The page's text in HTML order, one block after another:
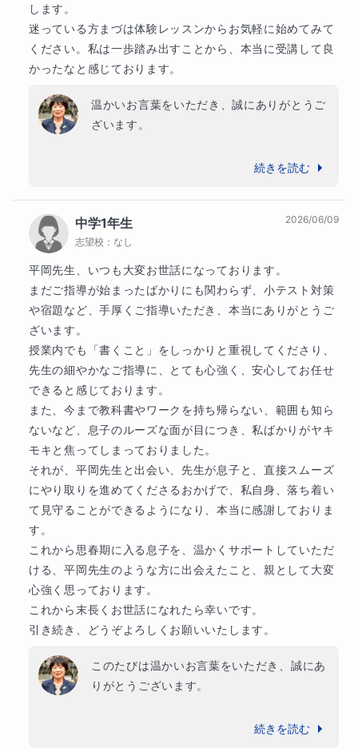
緊張をほぐし、声の大きさ等の非言語的な表現力もし
っかり指導しますので安心してくださいね！
◆授業の流れ◆
生徒さまとのコミュニケーションを大切にします。ま
た生徒さまが主体的に学び、伸ばせるようサポートし
日のターゲット攻略をしっかり演習します。発音や語
彙や文法などの基礎力の定着を図り、四技能をバラン
スよく伸ばすことを重視しています。
・信頼関係を築き、読む、書く、考える、伝え合うを
たくさん積むこと
・構造を知り、言語を読むスイッチを変換すること
・視野を広げること
日々心して指導を積み重ね、生徒さんの進路達成へと
つなげてまいりました。
4技能をバランス良く伸ばし、一生役に立つ英語力を身
につけましょう。
◆自己紹介◆
20代の頃石油プラント会社に勤務。海外研修生の受け
入れ業務を担当しました。中近東、東南アジア、欧米
など20ヶ国の研修生全員と英語でコミュニケーション
をとりました。アラビア語などの母国語だけでなく英
国人の語学力にショックを受けたことが英語教育に目
覚めたきっかけです。
中学校
上位校
公文国際学園中等部
桜美林中学校
その他
グレッグ外語専門学校横浜校
イムス横浜国際看護専門学校
アイム湘南理容美容専門学校
します。
迷っている方まづは体験レッスンからお気軽に始めてみて
ください。私は一歩踏み出すことから、本当に受講して良
かったなと感じております。
温かいお言葉をいただき、誠にありがとうご
ざいます。
大学受験制度は年々変化しており、保護者様
多いかと思います。そのような中で、少しで
も安心して進路を考えていただけるよう、お
子様の現状や目標に合わせて、英検対策から
受験制度・学習計画まで丁寧にサポートする
ことを大切にしております。
えてくださっているからこそ、この数か月で
着実な成長につながっているのだと感じてお
ります。
このようなお言葉をいただけましたこと、大
変励みになります。
今後も、生徒様・保護者様双方に寄り添いな
がら、安心して学習を進めていただける指導
を心掛けてまいります。
引き続き、どうぞよろしくお願いいたしま
す。
続きを読む
中学1年生
志望校： なし
2026/06/09
平岡先生、いつも大変お世話になっております。
まだご指導が始まったばかりにも関わらず、小テスト対策
や宿題など、手厚くご指導いただき、本当にありがとうご
ざいます。
授業内でも「書くこと」をしっかりと重視してくださり、
先生の細やかなご指導に、とても心強く、安心してお任せ
できると感じております。
また、今まで教科書やワークを持ち帰らない、範囲も知ら
ないなど、息子のルーズな面が目につき、私ばかりがヤキ
モキと焦ってしまっておりました。
それが、平岡先生と出会い、先生が息子と、直接スムーズ
にやり取りを進めてくださるおかげで、私自身、落ち着い
て見守ることができるようになり、本当に感謝しておりま
す。
これから思春期に入る息子を、温かくサポートしていただ
ける、平岡先生のような方に出会えたこと、親として大変
心強く思っております。
これから末長くお世話になれたら幸いです。
引き続き、どうぞよろしくお願いいたします。
このたびは温かいお言葉をいただき、誠にあ
りがとうございます。
ご子息が授業や宿題に前向きに取り組んでく
続きを読む